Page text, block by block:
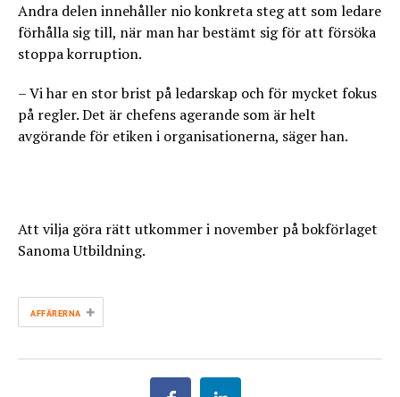
Andra delen innehåller nio konkreta steg att som ledare
förhålla sig till, när man har bestämt sig för att försöka
stoppa korruption.
– Vi har en stor brist på ledarskap och för mycket fokus
på regler. Det är chefens agerande som är helt
avgörande för etiken i organisationerna, säger han.
Att vilja göra rätt utkommer i november på bokförlaget
Sanoma Utbildning.
AFFÄRERNA +